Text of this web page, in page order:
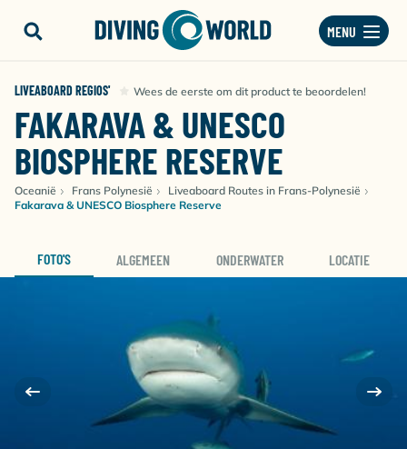
MENU
LIVEABOARD REGIOS' Wees de eerste om dit product te beoordelen!
FAKARAVA & UNESCO
BIOSPHERE RESERVE
Oceanië Frans Polynesië
Liveaboard Routes in Frans-Polynesië
Fakarava & UNESCO Biosphere Reserve
FOTO'S ALGEMEEN ONDERWATER LOCATIE